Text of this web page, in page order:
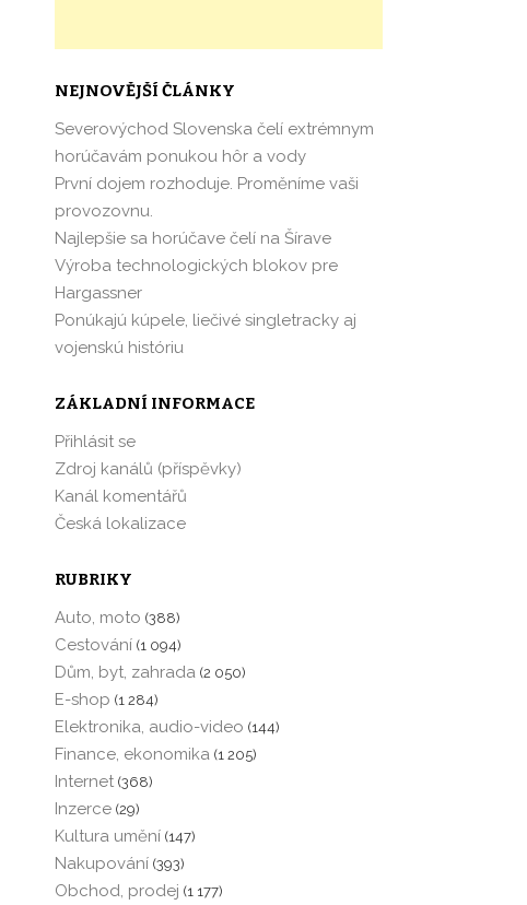
NEJNOVĚJŠÍ ČLÁNKY
Severovýchod Slovenska čelí extrémnym
horúčavám ponukou hôr a vody
První dojem rozhoduje. Proměníme vaši
provozovnu.
Najlepšie sa horúčave čelí na Šírave
Výroba technologických blokov pre
Hargassner
Ponúkajú kúpele, liečivé singletracky aj
vojenskú históriu
ZÁKLADNÍ INFORMACE
Přihlásit se
Zdroj kanálů (příspěvky)
Kanál komentářů
Česká lokalizace
RUBRIKY
Auto, moto (388)
Cestování (1 094)
Dům, byt, zahrada (2 050)
E-shop (1 284)
Elektronika, audio-video (144)
Finance, ekonomika (1 205)
Internet (368)
Inzerce (29)
Kultura umění (147)
Nakupování (393)
Obchod, prodej (1 177)